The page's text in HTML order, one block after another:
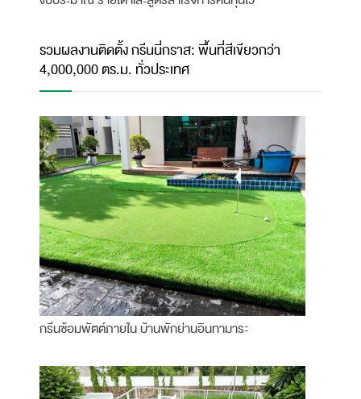
รวมผลงานติดตั้ง กรีนนี่กราส: พื้นที่สีเขียวกว่า
4,000,000 ตร.ม. ทั่วประเทศ
กรีนซ้อมพัตต์ภายใน บ้านพักย่านอินทามาระ